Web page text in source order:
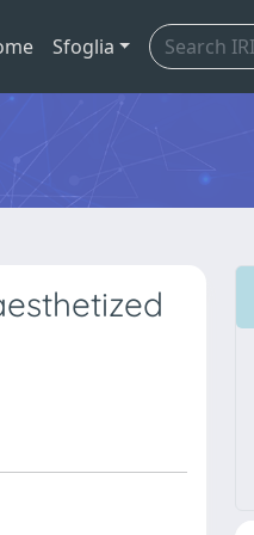
Sfoglia